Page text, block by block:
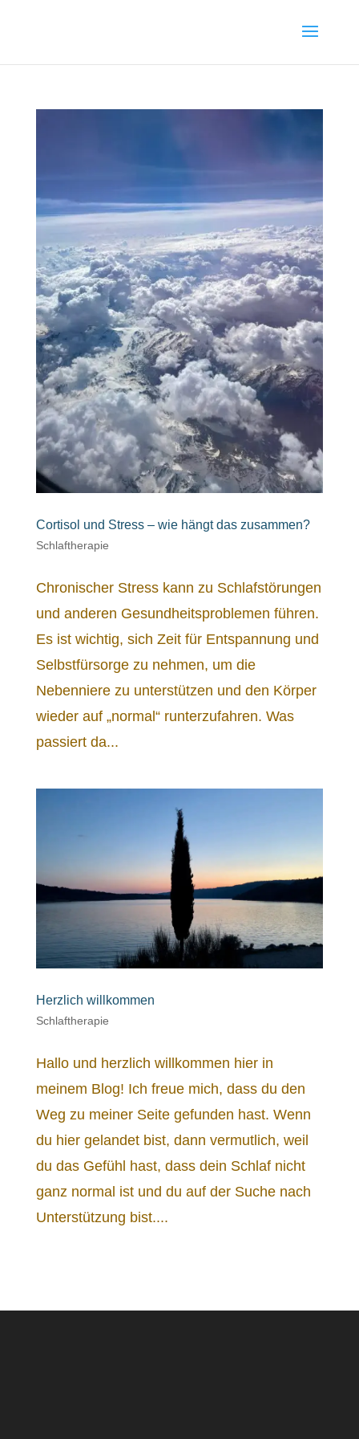
Cortisol und Stress – wie hängt das zusammen?
Schlaftherapie
Chronischer Stress kann zu Schlafstörungen
und anderen Gesundheitsproblemen führen.
Es ist wichtig, sich Zeit für Entspannung und
Selbstfürsorge zu nehmen, um die
Nebenniere zu unterstützen und den Körper
wieder auf „normal“ runterzufahren. Was
passiert da...
Herzlich willkommen
Schlaftherapie
Hallo und herzlich willkommen hier in
meinem Blog! Ich freue mich, dass du den
Weg zu meiner Seite gefunden hast. Wenn
du hier gelandet bist, dann vermutlich, weil
du das Gefühl hast, dass dein Schlaf nicht
ganz normal ist und du auf der Suche nach
Unterstützung bist....